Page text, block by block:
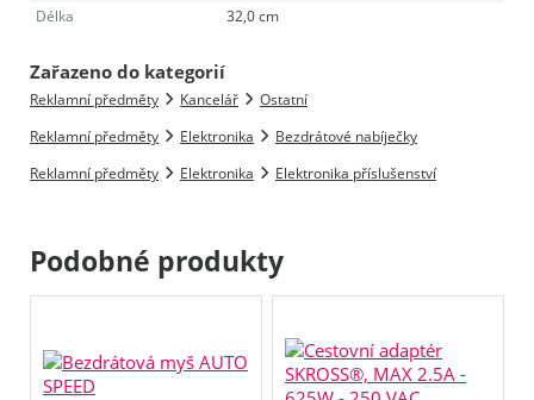
Délka
32,0 cm
Zařazeno do kategorií
Reklamní předměty Kancelář
Ostatní
Reklamní předměty
Elektronika
Bezdrátové nabíječky
Reklamní předměty
Elektronika Elektronika příslušenství
Podobné produkty